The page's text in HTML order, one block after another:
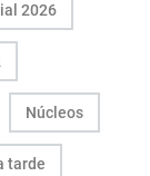
2026
Núcleos
tarde